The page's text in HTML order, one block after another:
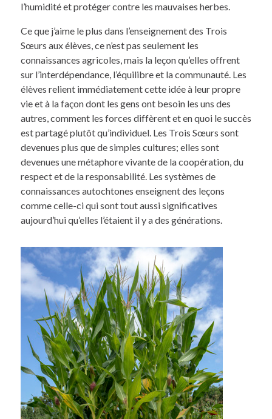
l’humidité et protéger contre les mauvaises herbes.
Ce que j’aime le plus dans l’enseignement des Trois
Sœurs aux élèves, ce n’est pas seulement les
connaissances agricoles, mais la leçon qu’elles offrent
sur l’interdépendance, l’équilibre et la communauté. Les
élèves relient immédiatement cette idée à leur propre
vie et à la façon dont les gens ont besoin les uns des
autres, comment les forces diffèrent et en quoi le succès
est partagé plutôt qu’individuel. Les Trois Sœurs sont
devenues plus que de simples cultures; elles sont
devenues une métaphore vivante de la coopération, du
respect et de la responsabilité. Les systèmes de
connaissances autochtones enseignent des leçons
comme celle-ci qui sont tout aussi significatives
aujourd’hui qu’elles l’étaient il y a des générations.